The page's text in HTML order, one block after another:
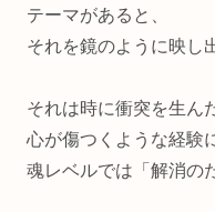
テーマがあると、
それを鏡のように映し
それは時に衝突を生ん
心が傷つくような経験
魂レベルでは「解消の